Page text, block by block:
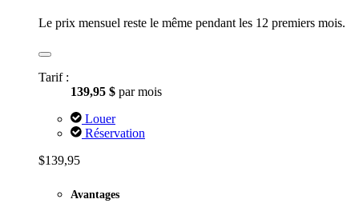
Le prix mensuel reste le même pendant les 12 premiers mois.
Tarif :
139,95 $ par mois
Louer
Réservation
$139,95
Avantages